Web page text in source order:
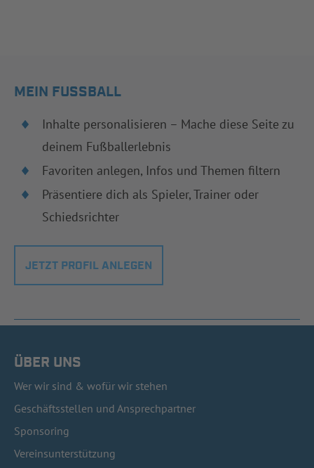
MEIN FUSSBALL
Inhalte personalisieren – Mache diese Seite zu
deinem Fußballerlebnis
Favoriten anlegen, Infos und Themen filtern
Präsentiere dich als Spieler, Trainer oder
Schiedsrichter
JETZT PROFIL ANLEGEN
ÜBER UNS
Wer wir sind & wofür wir stehen
Geschäftsstellen und Ansprechpartner
Sponsoring
Vereinsunterstützung